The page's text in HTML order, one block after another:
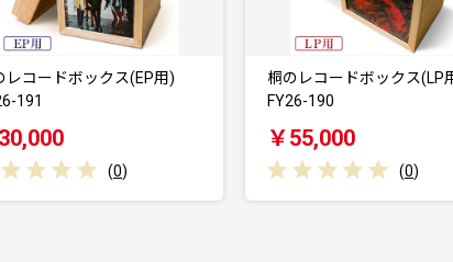
桐のレコードボックス(LP用)
FY26-190
￥55,000
桐製シューズボックス(
ト、横型) FY26…
￥103,000